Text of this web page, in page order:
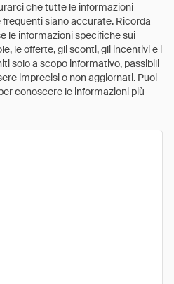
che tutte le informazioni
siano accurate. Ricorda
le informazioni specifiche sui
le offerte, gli sconti, gli incentivi e i
solo a scopo informativo, passibili
imprecisi o non aggiornati. Puoi
conoscere le informazioni più